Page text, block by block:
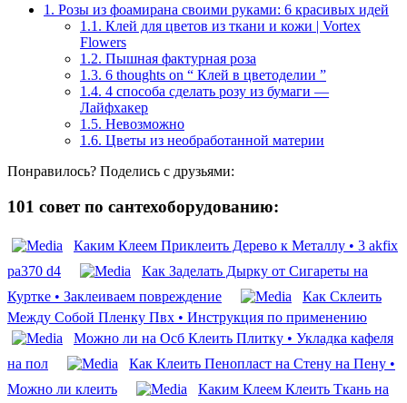
1. Розы из фоамирана своими руками: 6 красивых идей
1.1. Клей для цветов из ткани и кожи | Vortex
Flowers
1.2. Пышная фактурная роза
1.3. 6 thoughts on “ Клей в цветоделии ”
1.4. 4 способа сделать розу из бумаги —
Лайфхакер
1.5. Невозможно
1.6. Цветы из необработанной материи
Понравилось? Поделись с друзьями:
101 совет по сантехоборудованию:
Каким Клеем Приклеить Дерево к Металлу • 3 akfix
pa370 d4
Как Заделать Дырку от Сигареты на
Куртке • Заклеиваем повреждение
Как Склеить
Между Собой Пленку Пвх • Инструкция по применению
Можно ли на Осб Клеить Плитку • Укладка кафеля
на пол
Как Клеить Пенопласт на Стену на Пену •
Можно ли клеить
Каким Клеем Клеить Ткань на